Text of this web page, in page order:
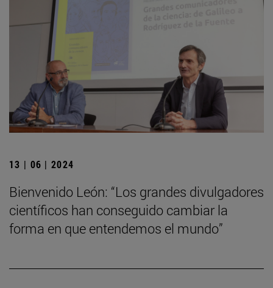
13 | 06 | 2024
Bienvenido León: “Los grandes divulgadores
científicos han conseguido cambiar la
forma en que entendemos el mundo”